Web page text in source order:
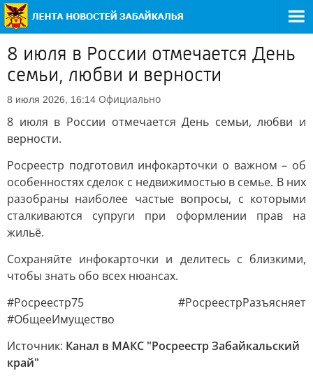
8 июля в России отмечается День
семьи, любви и верности
8 июля 2026, 16:14 Официально
8 июля в России отмечается День семьи, любви и
верности.
Росреестр подготовил инфокарточки о важном – об
особенностях сделок с недвижимостью в семье. В них
разобраны наиболее частые вопросы, с которыми
сталкиваются супруги при оформлении прав на
жильё.
Сохраняйте инфокарточки и делитесь с близкими,
чтобы знать обо всех нюансах.
#Росреестр75 #РосреестрРазъясняет
#ОбщееИмущество
Источник: Канал в МАКС "Росреестр Забайкальский
край"